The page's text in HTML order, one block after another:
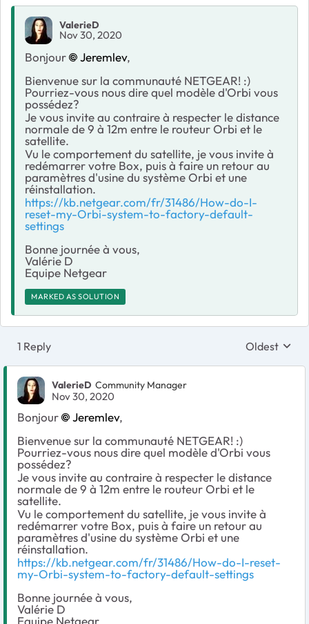
ValerieD
Nov 30, 2020
Bonjour Jeremlev,
Bienvenue sur la communauté NETGEAR! :)
Pourriez-vous nous dire quel modèle d'Orbi vous
possédez?
Je vous invite au contraire à respecter le distance
normale de 9 à 12m entre le routeur Orbi et le
satellite.
Vu le comportement du satellite, je vous invite à
redémarrer votre Box, puis à faire un retour au
paramètres d'usine du système Orbi et une
réinstallation.
https://kb.netgear.com/fr/31486/How-do-I-
reset-my-Orbi-system-to-factory-default-
settings
Bonne journée à vous,
Valérie D
Equipe Netgear
MARKED AS SOLUTION
1 Reply Replies
Oldest
ValerieD Community Manager
Nov 30, 2020
Bonjour Jeremlev,
Bienvenue sur la communauté NETGEAR! :)
Pourriez-vous nous dire quel modèle d'Orbi vous
possédez?
Je vous invite au contraire à respecter le distance
normale de 9 à 12m entre le routeur Orbi et le
satellite.
Vu le comportement du satellite, je vous invite à
redémarrer votre Box, puis à faire un retour au
paramètres d'usine du système Orbi et une
réinstallation.
https://kb.netgear.com/fr/31486/How-do-I-reset-
my-Orbi-system-to-factory-default-settings
Bonne journée à vous,
Valérie D
Equipe Netgear